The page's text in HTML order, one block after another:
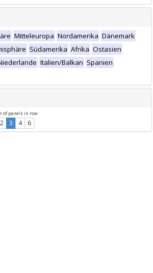
Mitteleuropa Nordamerika Dänemark
Südamerika Afrika Ostasien
Italien/Balkan Spanien
of panels in row
2 3 4 6